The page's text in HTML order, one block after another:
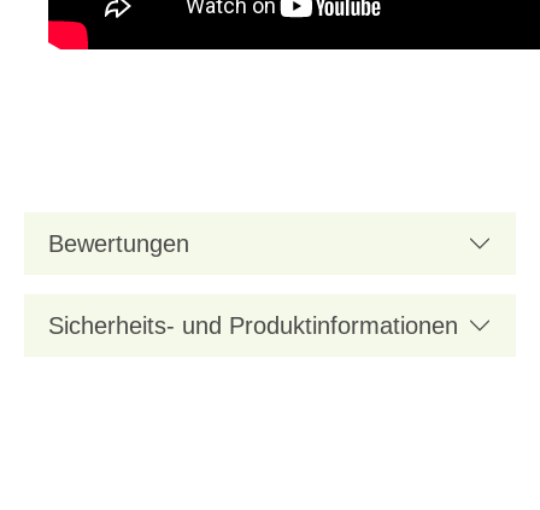
Bewertungen
Sicherheits- und Produktinformationen